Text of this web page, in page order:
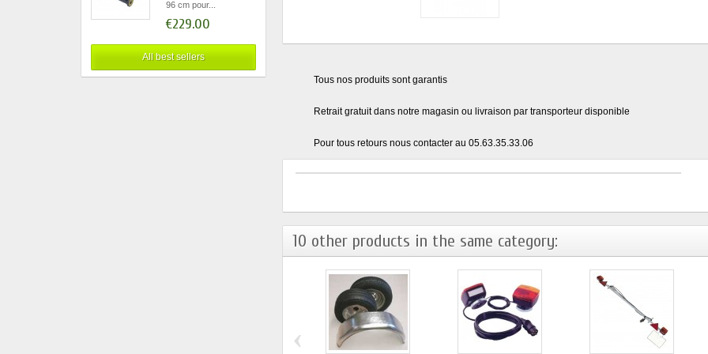
96 cm pour...
€229.00
All best sellers
Tous nos produits sont garantis
Retrait gratuit dans notre magasin ou livraison par transporteur disponible
Pour tous retours nous contacter au 05.63.35.33.06
10 other products in the same category:
‹